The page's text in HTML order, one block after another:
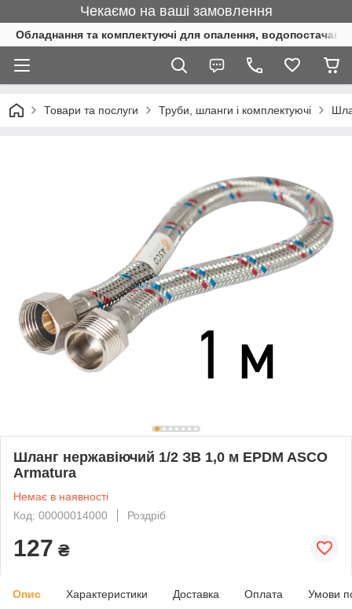
Чекаємо на ваші замовлення
Обладнання та комплектуючі для опалення, водопостачання
Товари та послуги Труби, шланги і комплектуючі
Шланг нержавіючий 1/2 ЗВ 1,0 м EPDM ASCO
Armatura
Немає в наявності
Код: 00000014000
Роздріб
127 ₴
Опис Характеристики Доставка Оплата Умови